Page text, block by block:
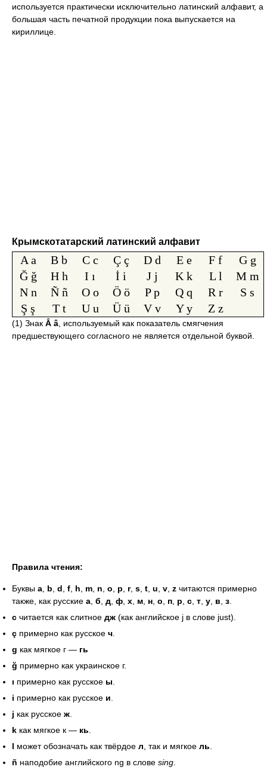
используется практически исключительно латинский алфавит, а
большая часть печатной продукции пока выпускается на
кириллице.
Крымскотатарский латинский алфавит
A a B b C c Ç ç D d E e F f
G g
Ğ ğ
H h I ı İ i J j K k L l
M m
N n
Ñ ñ O o Ö ö P p Q q R r
S s
Ş ş
T t U u Ü ü V v Y y Z z
(1) Знак Â â, используемый как показатель смягчения
предшествующего согласного не является отдельной буквой.
Правила чтения:
Буквы a, b, d, f, h, m, n, o, p, r, s, t, u, v, z читаются примерно
также, как русские а, б, д, ф, х, м, н, о, п, р, с, т, у, в, з.
с читается как слитное дж (как английское j в слове just).
ç примерно как русское ч.
g как мягкое г — гь
ğ примерно как украинское г.
ı примерно как русское ы.
i примерно как русское и.
j как русское ж.
k как мягкое к — кь.
l может обозначать как твёрдое л, так и мягкое ль.
ñ наподобие английского ng в слове sing.